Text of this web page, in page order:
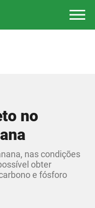
no
nas condições
obter
e fósforo